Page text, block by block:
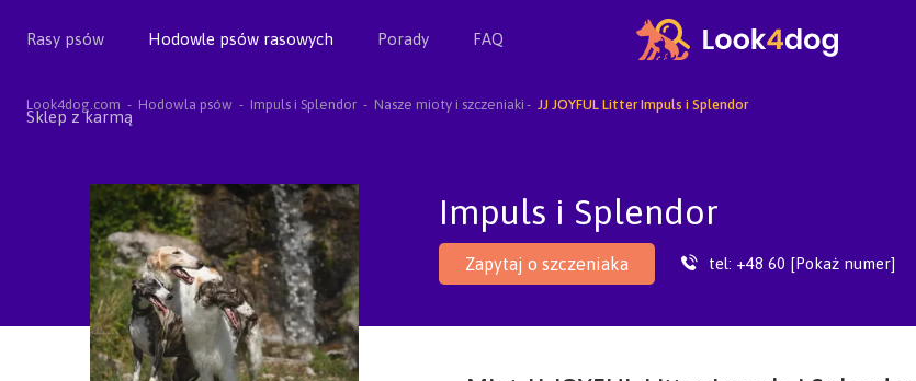
Rasy psów Hodowle psów rasowych Porady FAQ
Sklep z karmą
Look4dog.com Hodowla psów Impuls i Splendor Nasze mioty i szczeniaki JJ JOYFUL Litter Impuls i Splendor
Impuls i Splendor
Zapytaj o szczeniaka tel: +48 60 [Pokaż numer]